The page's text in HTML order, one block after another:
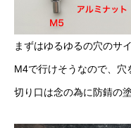
まずはゆるゆるの穴のサ
M4で行けそうなので、穴
切り口は念の為に防錆の